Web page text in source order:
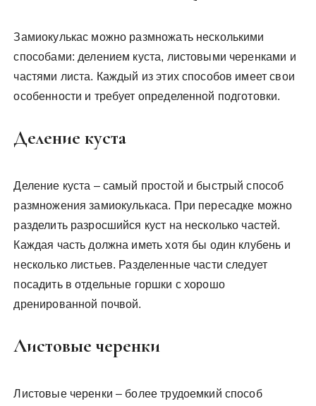
Замиокулькас можно размножать несколькими
способами: делением куста, листовыми черенками и
частями листа. Каждый из этих способов имеет свои
особенности и требует определенной подготовки.
Деление куста
Деление куста – самый простой и быстрый способ
размножения замиокулькаса. При пересадке можно
разделить разросшийся куст на несколько частей.
Каждая часть должна иметь хотя бы один клубень и
несколько листьев. Разделенные части следует
посадить в отдельные горшки с хорошо
дренированной почвой.
Листовые черенки
Листовые черенки – более трудоемкий способ